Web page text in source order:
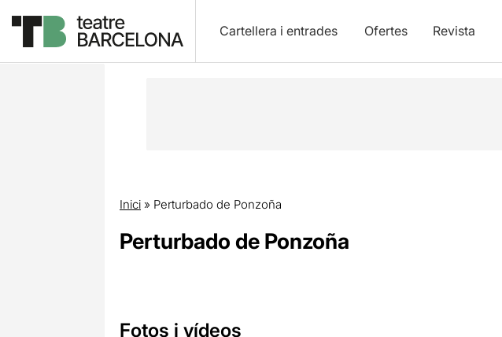
Cartellera i entrades Ofertes Revista
Inici» Perturbado de Ponzoña
Perturbado de Ponzoña
Fotos i vídeos